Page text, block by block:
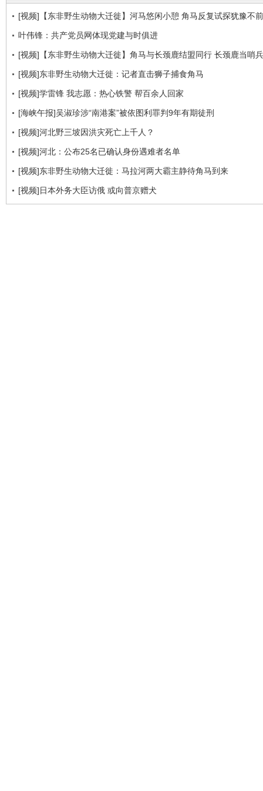
[视频]【东非野生动物大迁徙】河马悠闲小憩 角马反复试探犹豫不前
叶伟锋：共产党员网体现党建与时俱进
[视频]【东非野生动物大迁徙】角马与长颈鹿结盟同行 长颈鹿当哨兵
[视频]东非野生动物大迁徙：记者直击狮子捕食角马
[视频]学雷锋 我志愿：热心铁警 帮百余人回家
[海峡午报]吴淑珍涉“南港案”被依图利罪判9年有期徒刑
[视频]河北野三坡因洪灾死亡上千人？
[视频]河北：公布25名已确认身份遇难者名单
[视频]东非野生动物大迁徙：马拉河两大霸主静待角马到来
[视频]日本外务大臣访俄 或向普京赠犬